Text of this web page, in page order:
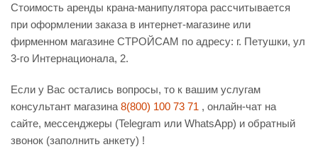
Стоимость аренды крана-манипулятора рассчитывается
при оформлении заказа в интернет-магазине или
фирменном магазине СТРОЙСАМ по адресу: г. Петушки, ул
3-го Интернационала, 2.
Если у Вас остались вопросы, то к вашим услугам
консультант магазина 8(800) 100 73 71 , онлайн-чат на
сайте, мессенджеры (Telegram или WhatsApp) и обратный
звонок (заполнить анкету) !